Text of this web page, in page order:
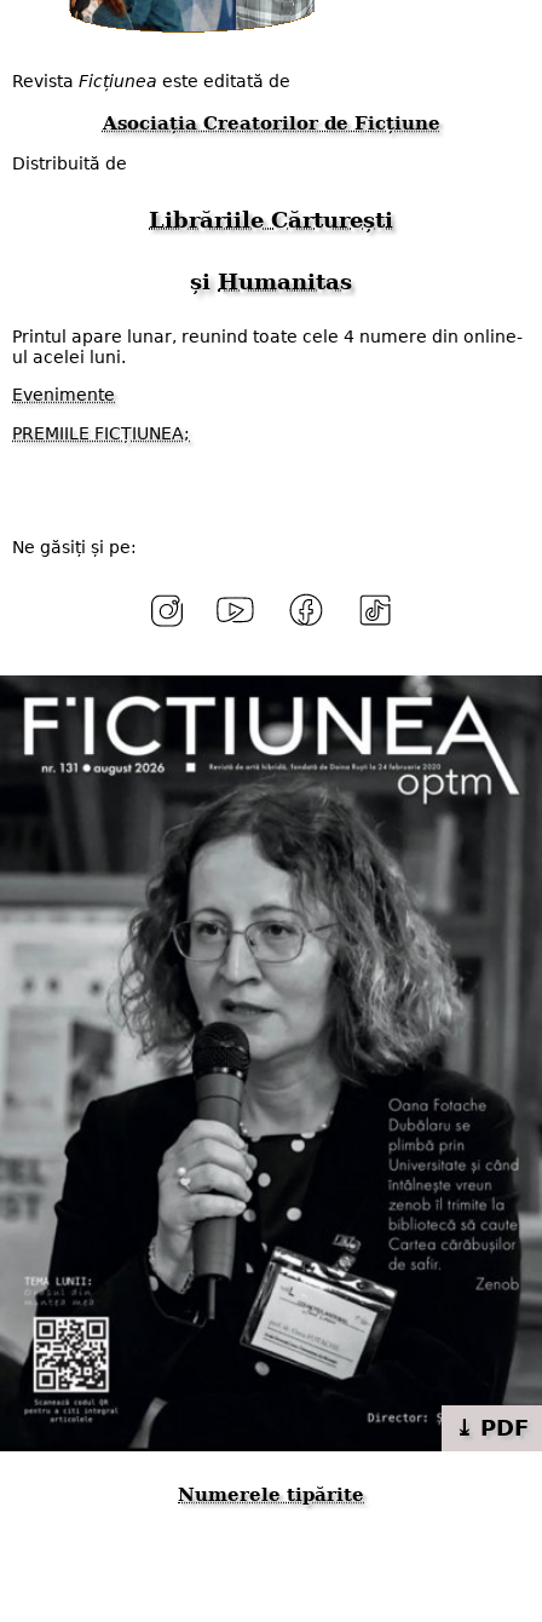
Revista Ficțiunea este editată de
Asociația Creatorilor de Ficțiune
Distribuită de
Librăriile Cărturești
șiHumanitas
Printul apare lunar, reunind toate cele 4 numere din online-
ul acelei luni.
Evenimente
PREMIILE FICȚIUNEA;
Ne găsiți și pe:
⤓ PDF
Numerele tipărite